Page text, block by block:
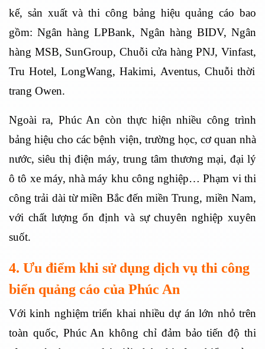
kế, sản xuất và thi công bảng hiệu quảng cáo bao
gồm: Ngân hàng LPBank, Ngân hàng BIDV, Ngân
hàng MSB, SunGroup, Chuỗi cửa hàng PNJ, Vinfast,
Tru Hotel, LongWang, Hakimi, Aventus, Chuỗi thời
trang Owen.
Ngoài ra, Phúc An còn thực hiện nhiều công trình
bảng hiệu cho các bệnh viện, trường học, cơ quan nhà
nước, siêu thị điện máy, trung tâm thương mại, đại lý
ô tô xe máy, nhà máy khu công nghiệp… Phạm vi thi
công trải dài từ miền Bắc đến miền Trung, miền Nam,
với chất lượng ổn định và sự chuyên nghiệp xuyên
suốt.
4. Ưu điểm khi sử dụng dịch vụ thi công
biển quảng cáo của Phúc An
Với kinh nghiệm triển khai nhiều dự án lớn nhỏ trên
toàn quốc, Phúc An không chỉ đảm bảo tiến độ thi